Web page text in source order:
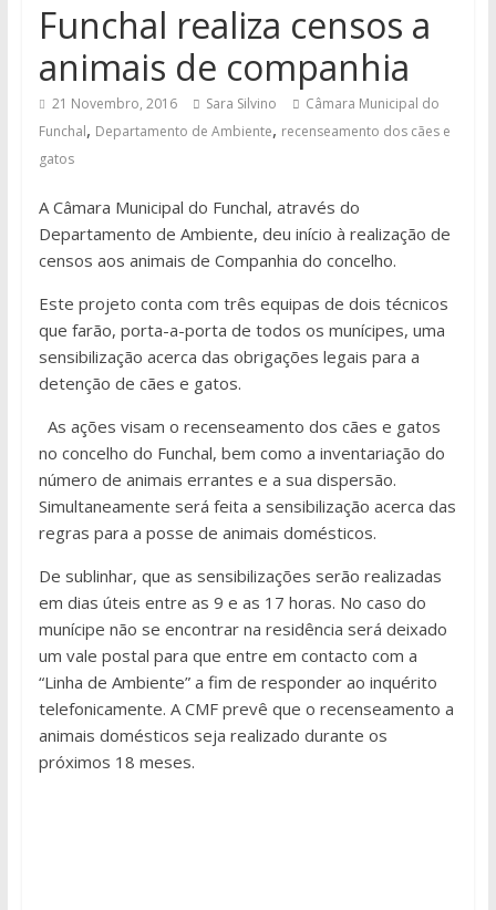
Funchal realiza censos a
animais de companhia
21 Novembro, 2016 Sara Silvino
Câmara Municipal do
Funchal, Departamento de Ambiente, recenseamento dos cães e
gatos
A Câmara Municipal do Funchal, através do
Departamento de Ambiente, deu início à realização de
censos aos animais de Companhia do concelho.
Este projeto conta com três equipas de dois técnicos
que farão, porta-a-porta de todos os munícipes, uma
sensibilização acerca das obrigações legais para a
detenção de cães e gatos.
As ações visam o recenseamento dos cães e gatos
no concelho do Funchal, bem como a inventariação do
número de animais errantes e a sua dispersão.
Simultaneamente será feita a sensibilização acerca das
regras para a posse de animais domésticos.
De sublinhar, que as sensibilizações serão realizadas
em dias úteis entre as 9 e as 17 horas. No caso do
munícipe não se encontrar na residência será deixado
um vale postal para que entre em contacto com a
“Linha de Ambiente” a fim de responder ao inquérito
telefonicamente. A CMF prevê que o recenseamento a
animais domésticos seja realizado durante os
próximos 18 meses.